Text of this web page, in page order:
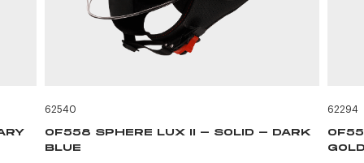
62540
OF558 SPHERE LUX II - SOLID - DARK
BLUE
62294